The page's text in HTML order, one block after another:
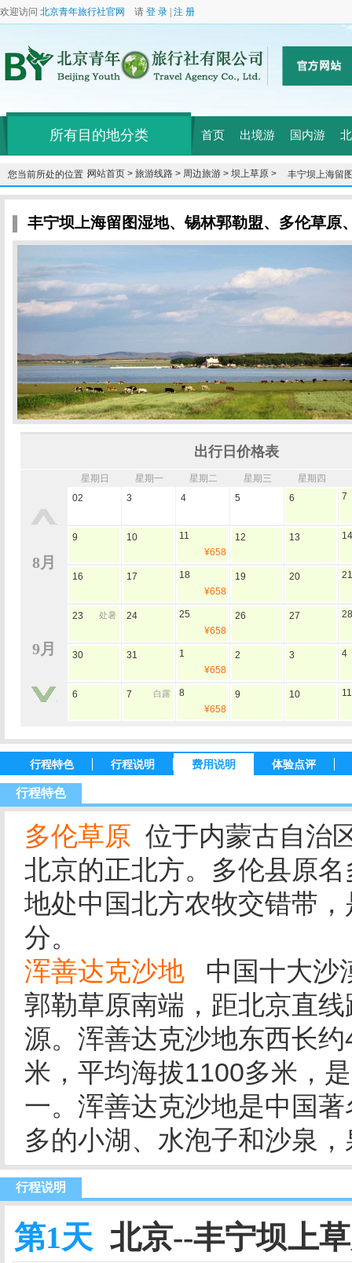
欢迎访问 北京青年旅行社官网 请 登 录 注 册
所有目的地分类 首页 出境游 国内游
您当前所处的位置：网站首页 > 旅游线路 > 周边旅游 > 坝上草原 >
丰宁坝上海留
达克沙地双汽3
丰宁坝上海留图湿地、锡林郭勒盟、多伦草原
出行日价格表
8月
9月
星期日 星期一 星期二 星期三 星期四
02
3 4 5 6 7
9 10
11
¥658
12 13 14
16 17
18
¥658
19 20 21
23 处暑 24
25
¥658
26 27 28
30 31
1
¥658
2 3 4
6 7 白露
8
¥658
9 10 11
行程特色 行程说明 费用说明 体验点评
行程特色
多伦草原 位于内蒙古自治
北京的正北方。多伦县原
地处中国北方农牧交错带
分。
浑善达克沙地
中国十大沙
郭勒草原南端，距北京直
源。浑善达克沙地东西长
米，平均海拔1100多米，
一。浑善达克沙地是中国
多的小湖、水泡子和沙泉
行程说明
第1天 北京--丰宁坝上